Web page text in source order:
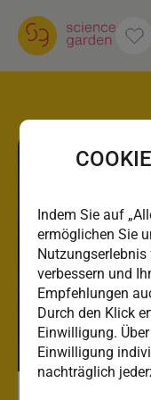
Indem Sie auf
ermöglichen Sie
verbessern und
Empfehlungen
Durch den Klick
Einwilligung.
Einwilligung
nachträglich